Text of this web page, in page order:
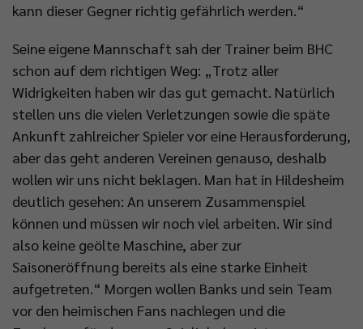
kann dieser Gegner richtig gefährlich werden.“
Seine eigene Mannschaft sah der Trainer beim BHC
schon auf dem richtigen Weg: „Trotz aller
Widrigkeiten haben wir das gut gemacht. Natürlich
stellen uns die vielen Verletzungen sowie die späte
Ankunft zahlreicher Spieler vor eine Herausforderung,
aber das geht anderen Vereinen genauso, deshalb
wollen wir uns nicht beklagen. Man hat in Hildesheim
deutlich gesehen: An unserem Zusammenspiel
können und müssen wir noch viel arbeiten. Wir sind
also keine geölte Maschine, aber zur
Saisoneröffnung bereits als eine starke Einheit
aufgetreten.“ Morgen wollen Banks und sein Team
vor den heimischen Fans nachlegen und die